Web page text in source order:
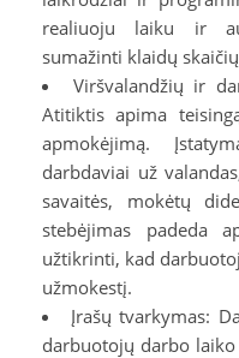
realiuoju laiku ir
sumažinti klaidų
Viršvalandžių ir
Atitiktis apima
apmokėjimą.
darbdaviai už
savaitės, mokėtų
stebėjimas padeda
užtikrinti, kad
užmokestį.
Įrašų tvarkymas:
darbuotojų darbo